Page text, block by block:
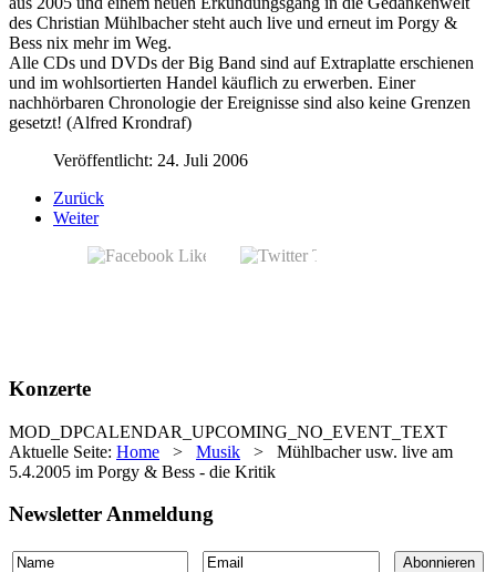
des Christian Mühlbacher steht auch live und erneut im Porgy &
Bess nix mehr im Weg.
Alle CDs und DVDs der Big Band sind auf Extraplatte erschienen
und im wohlsortierten Handel käuflich zu erwerben. Einer
nachhörbaren Chronologie der Ereignisse sind also keine Grenzen
gesetzt! (Alfred Krondraf)
Veröffentlicht: 24. Juli 2006
Zurück
Weiter
Konzerte
MOD_DPCALENDAR_UPCOMING_NO_EVENT_TEXT
Aktuelle Seite: Home > Musik > Mühlbacher usw. live am
5.4.2005 im Porgy & Bess - die Kritik
Newsletter Anmeldung